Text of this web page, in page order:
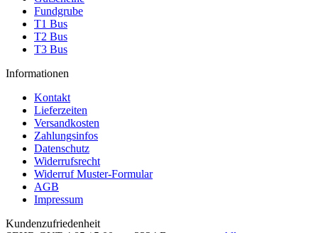
Fundgrube
T1 Bus
T2 Bus
T3 Bus
Informationen
Kontakt
Lieferzeiten
Versandkosten
Zahlungsinfos
Datenschutz
Widerrufsrecht
Widerruf Muster-Formular
AGB
Impressum
Kundenzufriedenheit